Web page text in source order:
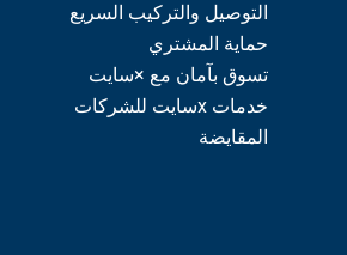
التوصيل والتركيب السريع
حماية المشتري
تسوق بآمان مع ×سايت
خدمات xسايت للشركات
المقايضة